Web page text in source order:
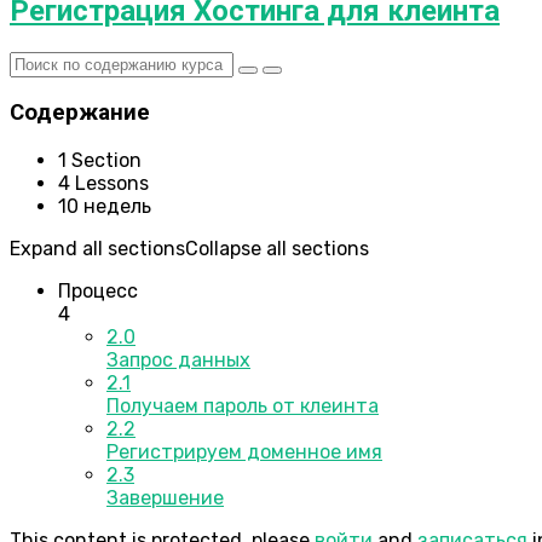
Регистрация Хостинга для клеинта
Содержание
1 Section
4 Lessons
10 недель
Expand all sectionsCollapse all sections
Процесс
4
2.0
Запрос данных
2.1
Получаем пароль от клеинта
2.2
Регистрируем доменное имя
2.3
Завершение